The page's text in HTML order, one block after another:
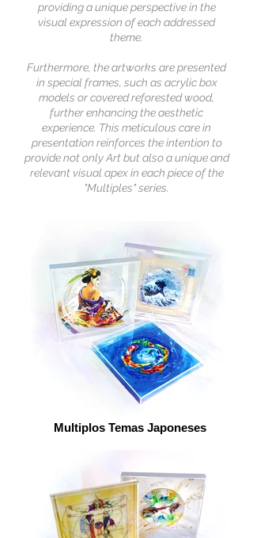
providing a unique perspective in the
visual expression of each addressed
theme.
Furthermore, the artworks are presented
in special frames, such as acrylic box
models or covered reforested wood,
further enhancing the aesthetic
experience. This meticulous care in
presentation reinforces the intention to
provide not only Art but also a unique and
relevant visual apex in each piece of the
"Multiples" series.
Multiplos Temas Japoneses